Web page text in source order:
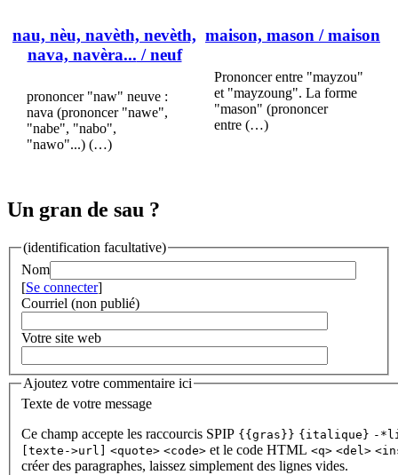
nau, nèu, navèth, nevèth,
nava, navèra... / neuf
prononcer "naw" neuve :
nava (prononcer "nawe",
"nabe", "nabo",
"nawo"...) (…)
maison, mason / maison
Prononcer entre "mayzou"
et "mayzoung". La forme
"mason" (prononcer
entre (…)
Un gran de sau ?
(identification facultative)
Nom
[Se connecter]
Courriel (non publié)
Votre site web
Ajoutez votre commentaire ici
Texte de votre message
Ce champ accepte les raccourcis SPIP {{gras}} {italique} -
[texte->url]
<quote> <code> et le code HTML <q> <del>
créer des paragraphes, laissez simplement des lignes vides.